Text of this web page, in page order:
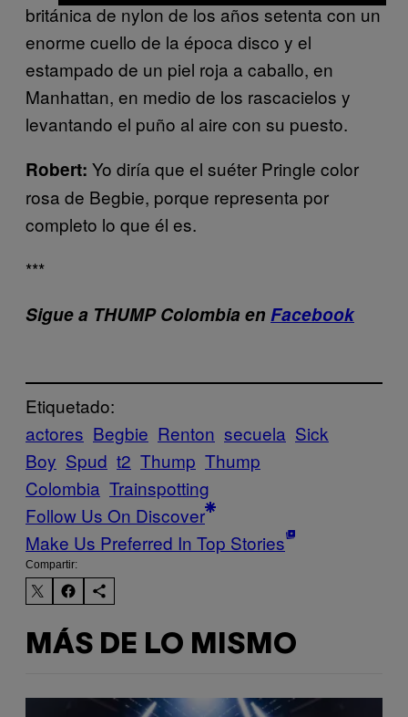
británica de nylon de los años setenta con un
enorme cuello de la época disco y el
estampado de un piel roja a caballo, en
Manhattan, en medio de los rascacielos y
levantando el puño al aire con su puesto.
Robert: Yo diría que el suéter Pringle color
rosa de Begbie, porque representa por
completo lo que él es.
***
Sigue a THUMP Colombia en Facebook
Etiquetado:
actores Begbie Renton secuela Sick
Boy Spud t2 Thump Thump
Colombia Trainspotting
Follow Us On Discover
Make Us Preferred In Top Stories
Compartir:
MÁS DE LO MISMO